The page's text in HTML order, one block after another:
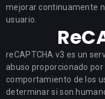
mejorar continuamente
usuario.
reCAPTCHA v3 es un
abuso proporcionado
comportamiento de los
determinar si son